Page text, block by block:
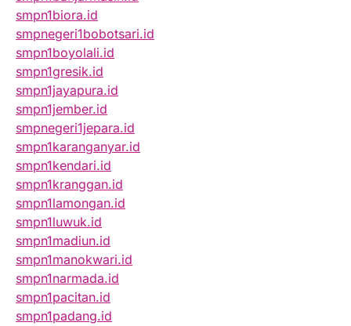
smpn1biora.id
smpnegeri1bobotsari.id
smpn1boyolali.id
smpn1gresik.id
smpn1jayapura.id
smpn1jember.id
smpnegeri1jepara.id
smpn1karanganyar.id
smpn1kendari.id
smpn1kranggan.id
smpn1lamongan.id
smpn1luwuk.id
smpn1madiun.id
smpn1manokwari.id
smpn1narmada.id
smpn1pacitan.id
smpn1padang.id